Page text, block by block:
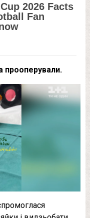
прооперували.